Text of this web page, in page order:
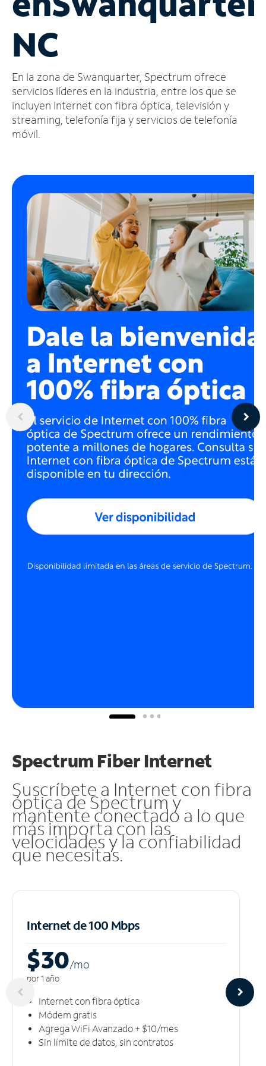
cuenta
Encuentra
tienda
NC
En la zona de Swanquarter, Spectrum ofrece
servicios líderes en la industria, entre los que se
incluyen Internet con fibra óptica, televisión y
streaming, telefonía fija y servicios de telefonía
móvil.
Spectrum Fiber Internet
Suscríbete a Internet con fibra
óptica de Spectrum y
mantente conectado a lo que
más importa con las
velocidades y la confiabilidad
que necesitas.
Internet de 100 Mbps
$30/mo
por 1 año
Internet con fibra óptica
Módem gratis
Agrega WiFi Avanzado + $10/mes
Sin límite de datos, sin contratos